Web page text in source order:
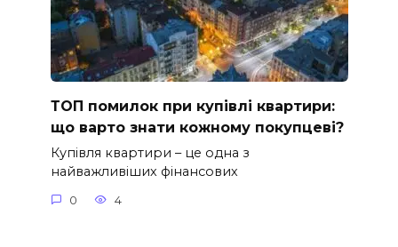
ТОП помилок при купівлі квартири:
що варто знати кожному покупцеві?
Купівля квартири – це одна з
найважливіших фінансових
0 4